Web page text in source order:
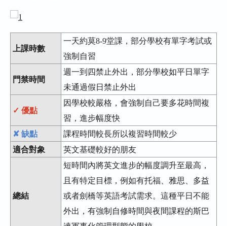
上課時數
一天約莫8-9堂課，部分學校有單字考試或
強制自習
門禁時間
週一到四禁止外出，部分學校如平日單字
未通過假日禁止外出
✓ 優點
因學校較嚴格，會強制自己要多花時間複
習，進步幅度快
✘ 缺點
課程時間較長所以複習時間較少
適合對象
英文基礎較好的朋友
總結
短時間內將英文進步的幅度調升至最高，
且有特定目標，例如有托福、雅思、多益
或者劍橋等英語考試需求。這種平日不能
外出，有強制自修時間與夜間課程的斯巴